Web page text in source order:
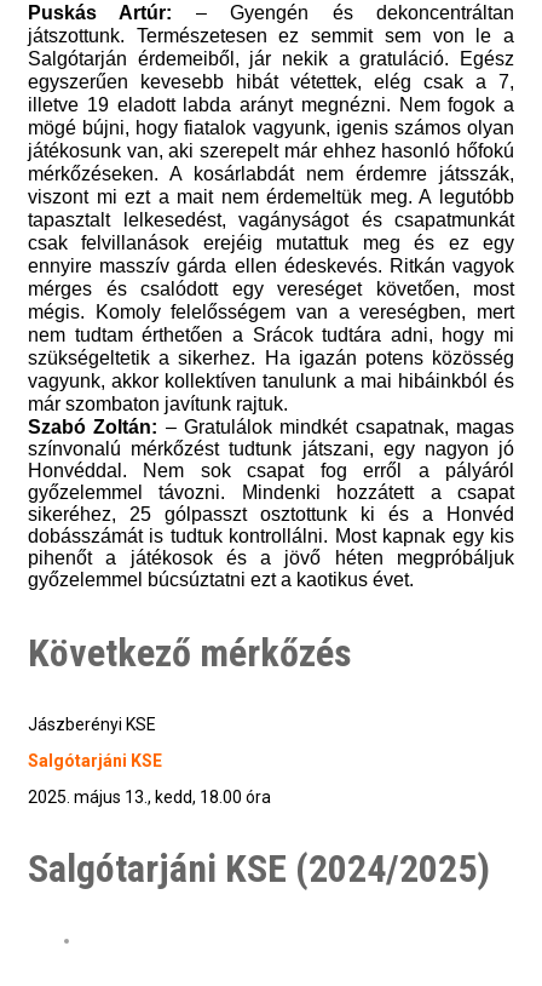
Puskás Artúr: – Gyengén és dekoncentráltan
játszottunk. Természetesen ez semmit sem von le a
Salgótarján érdemeiből, jár nekik a gratuláció. Egész
egyszerűen kevesebb hibát vétettek, elég csak a 7,
illetve 19 eladott labda arányt megnézni. Nem fogok a
mögé bújni, hogy fiatalok vagyunk, igenis számos olyan
játékosunk van, aki szerepelt már ehhez hasonló hőfokú
mérkőzéseken. A kosárlabdát nem érdemre játsszák,
viszont mi ezt a mait nem érdemeltük meg. A legutóbb
tapasztalt lelkesedést, vagányságot és csapatmunkát
csak felvillanások erejéig mutattuk meg és ez egy
ennyire masszív gárda ellen édeskevés. Ritkán vagyok
mérges és csalódott egy vereséget követően, most
mégis. Komoly felelősségem van a vereségben, mert
nem tudtam érthetően a Srácok tudtára adni, hogy mi
szükségeltetik a sikerhez. Ha igazán potens közösség
vagyunk, akkor kollektíven tanulunk a mai hibáinkból és
már szombaton javítunk rajtuk.
Szabó Zoltán: – Gratulálok mindkét csapatnak, magas
színvonalú mérkőzést tudtunk játszani, egy nagyon jó
Honvéddal. Nem sok csapat fog erről a pályáról
győzelemmel távozni. Mindenki hozzátett a csapat
sikeréhez, 25 gólpasszt osztottunk ki és a Honvéd
dobásszámát is tudtuk kontrollálni. Most kapnak egy kis
pihenőt a játékosok és a jövő héten megpróbáljuk
győzelemmel búcsúztatni ezt a kaotikus évet.
Következő mérkőzés
Jászberényi KSE
Salgótarjáni KSE
2025. május 13., kedd, 18.00 óra
Salgótarjáni KSE (2024/2025)